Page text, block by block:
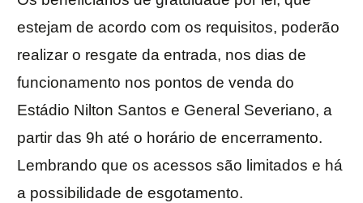
estejam de acordo com os requisitos, poderão
realizar o resgate da entrada, nos dias de
funcionamento nos pontos de venda do
Estádio Nilton Santos e General Severiano, a
partir das 9h até o horário de encerramento.
Lembrando que os acessos são limitados e há
a possibilidade de esgotamento.